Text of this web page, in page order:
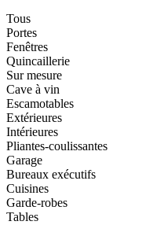
Tous
Portes
Fenêtres
Quincaillerie
Sur mesure
Cave à vin
Escamotables
Extérieures
Intérieures
Pliantes-coulissantes
Garage
Bureaux exécutifs
Cuisines
Garde-robes
Tables